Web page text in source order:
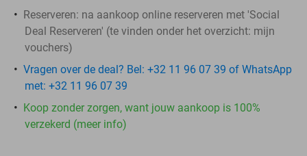
Reserveren: na aankoop online reserveren met 'Social
Deal Reserveren' (te vinden onder het overzicht: mijn
vouchers)
Vragen over de deal? Bel: +32 11 96 07 39 of WhatsApp
met: +32 11 96 07 39
Koop zonder zorgen, want jouw aankoop is 100%
verzekerd (meer info)